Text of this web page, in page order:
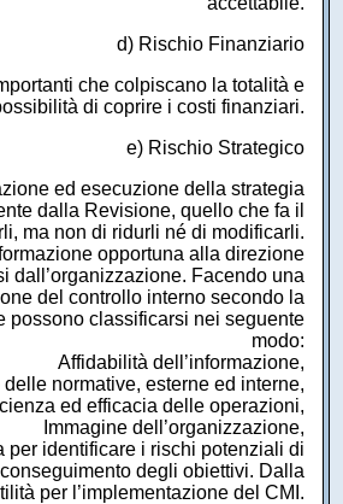
d) Rischio Finanziario
che colpiscano la totalità e
di coprire i costi finanziari.
e) Rischio Strategico
ed esecuzione della strategia
dalla Revisione, quello che fa il
ma non di ridurli né di modificarli.
opportuna alla direzione
dall’organizzazione. Facendo una
del controllo interno secondo la
possono classificarsi nei seguente
modo:
Affidabilità dell’informazione,
normative, esterne ed interne,
ed efficacia delle operazioni,
Immagine dell’organizzazione,
identificare i rischi potenziali di
degli obiettivi. Dalla
per l’implementazione del CMI.